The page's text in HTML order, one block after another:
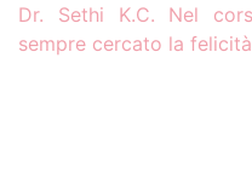
Dr. Sethi K.C. Nel
sempre cercato la